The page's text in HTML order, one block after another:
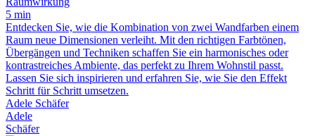
5 min
Entdecken Sie, wie die Kombination von zwei Wandfarben einem
Raum neue Dimensionen verleiht. Mit den richtigen Farbtönen,
Übergängen und Techniken schaffen Sie ein harmonisches oder
kontrastreiches Ambiente, das perfekt zu Ihrem Wohnstil passt.
Lassen Sie sich inspirieren und erfahren Sie, wie Sie den Effekt
Schritt für Schritt umsetzen.
Adele Schäfer
Adele
Schäfer